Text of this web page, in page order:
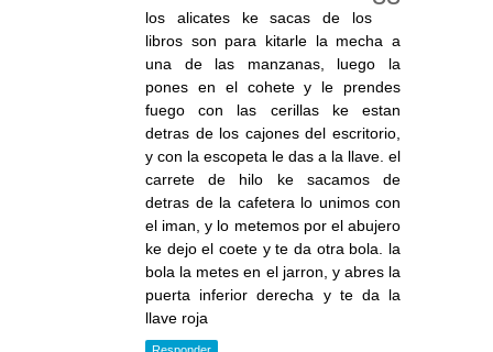
los alicates ke sacas de los
libros son para kitarle la mecha a
una de las manzanas, luego la
pones en el cohete y le prendes
fuego con las cerillas ke estan
detras de los cajones del escritorio,
y con la escopeta le das a la llave. el
carrete de hilo ke sacamos de
detras de la cafetera lo unimos con
el iman, y lo metemos por el abujero
ke dejo el coete y te da otra bola. la
bola la metes en el jarron, y abres la
puerta inferior derecha y te da la
llave roja